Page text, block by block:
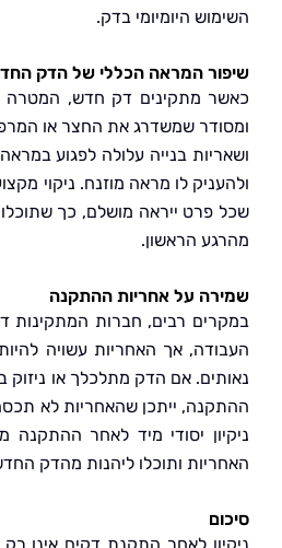
היומיומי בדק.
המראה הכללי של הדק החדש
מתקינים דק חדש, המטרה היא
שמשדרג את החצר או המרפסת.
בנייה עלולה לפגוע במראה
לו מראה מוזנח. ניקוי מקצועי
ייראה מושלם, כך שתוכלו ליהנות
הראשון.
על אחריות ההתקנה
רבים, חברות המתקינות דקים
אך האחריות עשויה להיות מותנית
אם הדק מתלכלך או ניזוק בגלל
ייתכן שהאחריות לא תכסה תיקונים
יסודי מיד לאחר ההתקנה מבטיח
ותוכלו ליהנות מהדק החדש